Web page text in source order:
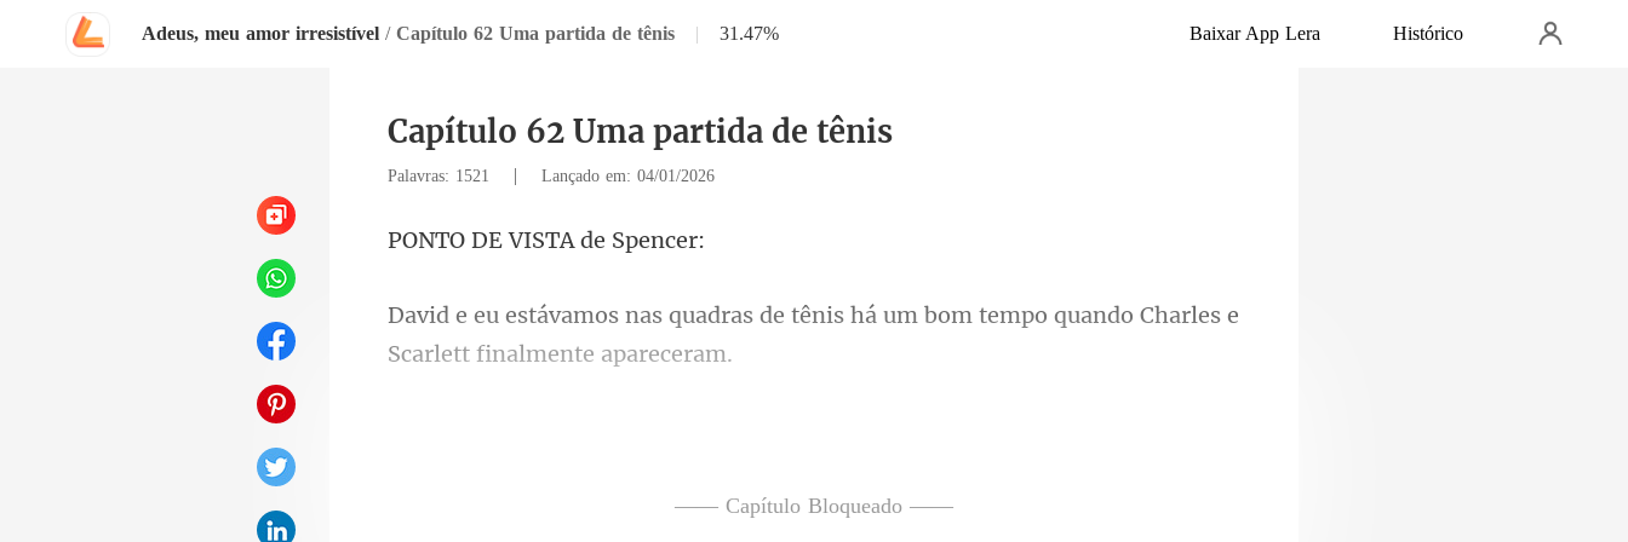
Adeus, meu amor irresistível / Capítulo 62 Uma partida de tênis | 31.47% Baixar App Lera Histórico
Capítulo 62 Uma partida de tênis
Palavras: 1521 | Lançado em: 04/01/2026
VISTA d
tênis há um bom tempo quando Charl
—— Capítulo Bloqueado ——